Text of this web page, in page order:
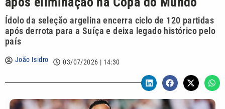
Ídolo da seleção argelina encerra ciclo de 120 partidas
após derrota para a Suíça e deixa legado histórico pelo
país
João Isidro 03/07/2026 | 14:30